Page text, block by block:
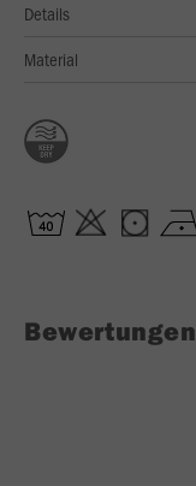
Details
Material
Bewertungen